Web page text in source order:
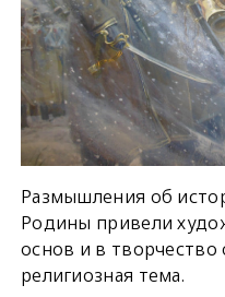
Размышления об
Родины привели
основ и в
религиозная тема.